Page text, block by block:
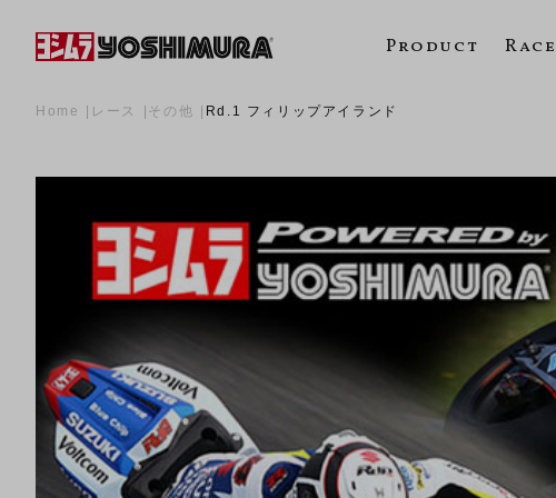
Product Race
Home レース その他 Rd.1 フィリップアイランド